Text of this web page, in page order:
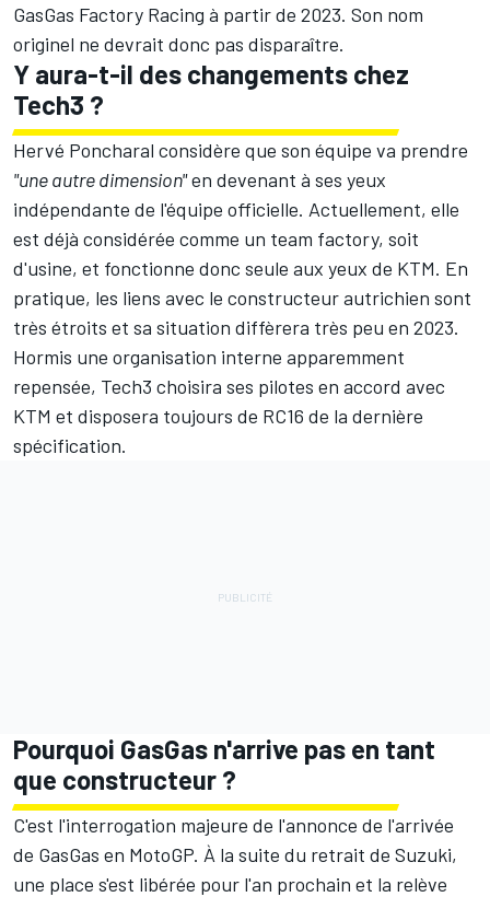
GasGas Factory Racing à partir de 2023. Son nom
originel ne devrait donc pas disparaître.
Y aura-t-il des changements chez
Tech3 ?
Hervé Poncharal considère que son équipe va prendre
"une autre dimension"en devenant à ses yeux
indépendante de l'équipe officielle. Actuellement, elle
est déjà considérée comme un team factory, soit
d'usine, et fonctionne donc seule aux yeux de KTM. En
pratique, les liens avec le constructeur autrichien sont
très étroits et sa situation diffèrera très peu en 2023.
Hormis une organisation interne apparemment
repensée, Tech3 choisira ses pilotes en accord avec
KTM et disposera toujours de RC16 de la dernière
spécification.
Pourquoi GasGas n'arrive pas en tant
que constructeur ?
C'est l'interrogation majeure de l'annonce de l'arrivée
de GasGas en MotoGP. À la suite du retrait de Suzuki,
une place s'est libérée pour l'an prochain et la relève